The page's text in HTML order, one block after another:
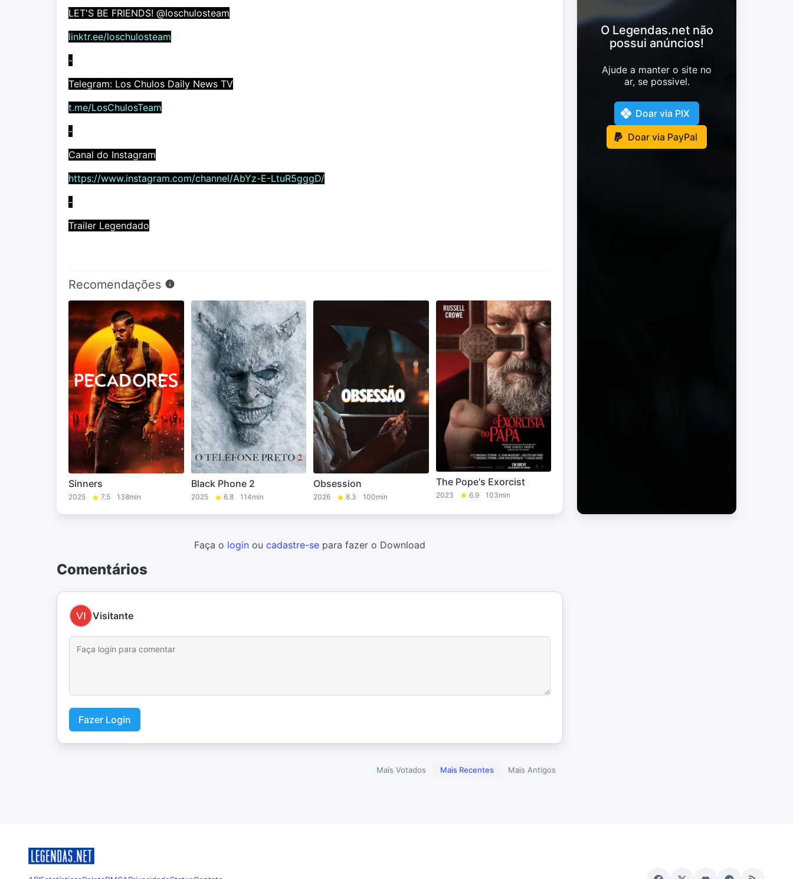
LET'S BE FRIENDS! @loschulosteam
linktr.ee/loschulosteam
-
Telegram: Los Chulos Daily News TV
t.me/LosChulosTeam
-
Canal do Instagram
https://www.instagram.com/channel/AbYz-E-LtuR5gggD/
-
Trailer Legendado
Recomendações
Sinners
2025 7.5 138min
Black Phone 2
2025 6.8 114min
Obsession
2026 8.3 100min
The Pope's Exorcist
2023 6.9 103min
O Legendas.net não
possui anúncios!
Ajude a manter o site no
ar, se possivel.
Doar via PIX
Doar via PayPal
Faça o login ou cadastre-se para fazer o Download
Comentários
Visitante
Fazer Login
Mais Votados Mais Recentes Mais Antigos